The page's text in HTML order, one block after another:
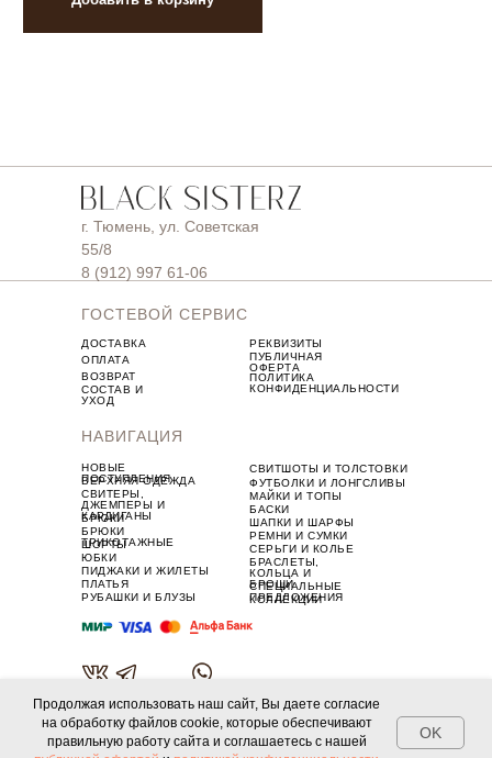
Продолжая использовать наш сайт, Вы даете согласие
на обработку файлов cookie, которые обеспечивают
правильную работу сайта и соглашаетесь с нашей
OK
ГОСТЕВОЙ СЕРВИС
г. Тюмень, ул. Советская
55/8
8 (912) 997 61-06
НАВИГАЦИЯ
© 2025 BLACK SISTERZ
ДОСТАВКА
ВОЗВРАТ
СОСТАВ И
УХОД
РЕКВИЗИТЫ
ПОЛИТИКА
КОНФИДЕНЦИАЛЬНОСТИ
ОПЛАТА
ПУБЛИЧНАЯ
ОФЕРТА
ПЛАТЬЯ
ПИДЖАКИ И ЖИЛЕТЫ
НОВЫЕ
ПОСТУПЛЕНИЯ
СВИТЕРЫ,
ДЖЕМПЕРЫ И
КАРДИГАНЫ
ШОРТЫ
БРЮКИ
ТРИКОТАЖНЫЕ
БРЮКИ
ЮБКИ
ВЕРХНЯЯ ОДЕЖДА
РУБАШКИ И БЛУЗЫ
СПЕЦИАЛЬНЫЕ
ПРЕДЛОЖЕНИЯ
КОЛЛЕКЦИИ
БАСКИ
РЕМНИ И СУМКИ
ФУТБОЛКИ И ЛОНГСЛИВЫ
СВИТШОТЫ И ТОЛСТОВКИ
МАЙКИ И ТОПЫ
БРАСЛЕТЫ,
КОЛЬЦА И
БРОШИ
СЕРЬГИ И КОЛЬЕ
ШАПКИ И ШАРФЫ